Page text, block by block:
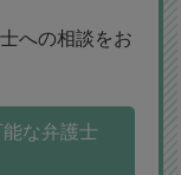
への相談をお
な弁護士